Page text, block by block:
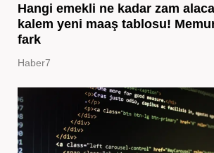
Hangi emekli ne kadar zam
kalem yeni maaş tablosu!
fark
Haber7